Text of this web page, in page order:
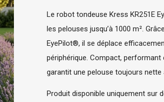
Le robot tondeuse Kress KR251E
les pelouses jusqu’à 1000 m².
EyePilot®, il se déplace
périphérique. Compact,
garantit une pelouse toujours nette
Produit disponible uniquement sur